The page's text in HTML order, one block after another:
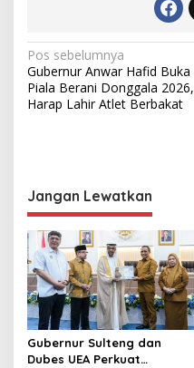
N
a
v
a
s
i
p
o
s
Pos sebelumnya
Gubernur Anwar Hafid Buka
Piala Berani Donggala 2026,
Harap Lahir Atlet Berbakat
Jangan Lewatkan
Gubernur Sulteng dan
Dubes UEA Perkuat